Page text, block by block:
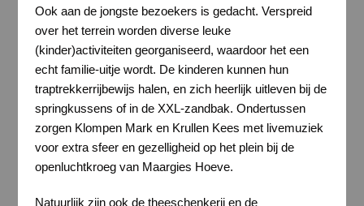
Ook aan de jongste bezoekers is gedacht. Verspreid
over het terrein worden diverse leuke
(kinder)activiteiten georganiseerd, waardoor het een
echt familie-uitje wordt. De kinderen kunnen hun
traptrekkerrijbewijs halen, en zich heerlijk uitleven bij de
springkussens of in de XXL-zandbak. Ondertussen
zorgen Klompen Mark en Krullen Kees met livemuziek
voor extra sfeer en gezelligheid op het plein bij de
openluchtkroeg van Maargies Hoeve.
Natuurlijk zijn ook de theeschenkerij en de